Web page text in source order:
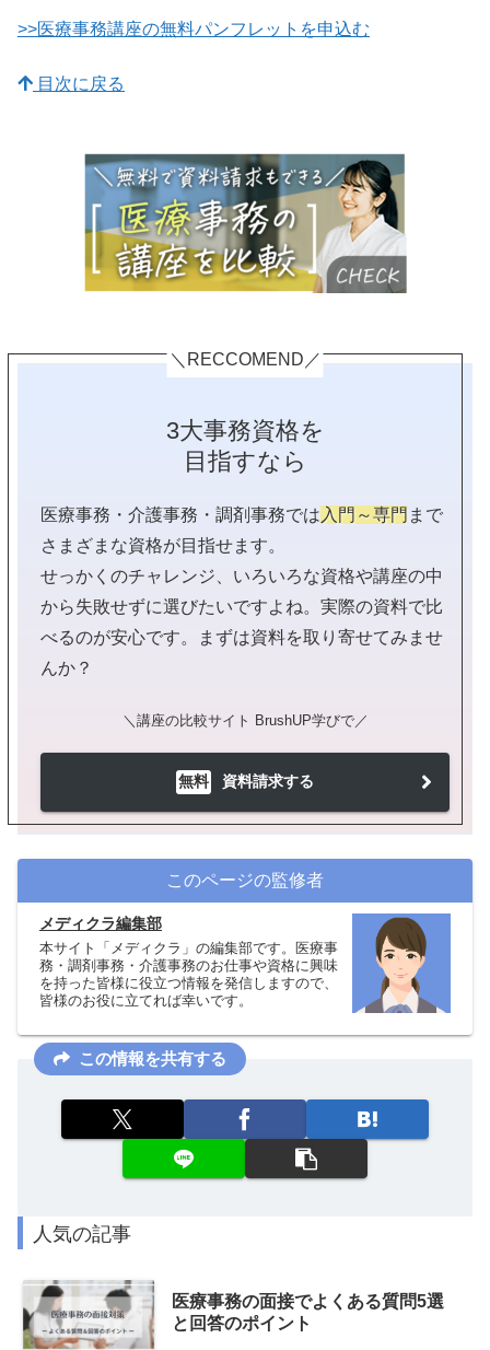
>>医療事務講座の無料パンフレットを申込む
目次に戻る
＼RECCOMEND／
3大事務資格を
目指すなら
医療事務・介護事務・調剤事務では 入門～専門 まで
さまざまな資格が目指せます。
せっかくのチャレンジ、いろいろな資格や講座の中
から失敗せずに選びたいですよね。実際の資料で比
べるのが安心です。まずは資料を取り寄せてみませ
んか？
＼講座の比較サイト BrushUP学びで／
無料 資料請求する
このページの監修者
メディクラ編集部
本サイト「メディクラ」の編集部です。医療事
務・調剤事務・介護事務のお仕事や資格に興味
を持った皆様に役立つ情報を発信しますので、
皆様のお役に立てれば幸いです。
この情報を共有する
人気の記事
医療事務の面接でよくある質問5選
と回答のポイント